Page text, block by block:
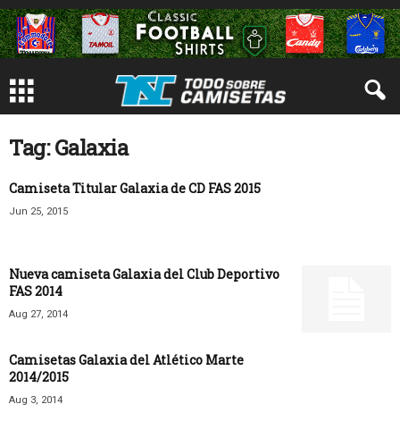
Tag: Galaxia
Camiseta Titular Galaxia de CD FAS 2015
Jun 25, 2015
Nueva camiseta Galaxia del Club Deportivo
FAS 2014
Aug 27, 2014
Camisetas Galaxia del Atlético Marte
2014/2015
Aug 3, 2014